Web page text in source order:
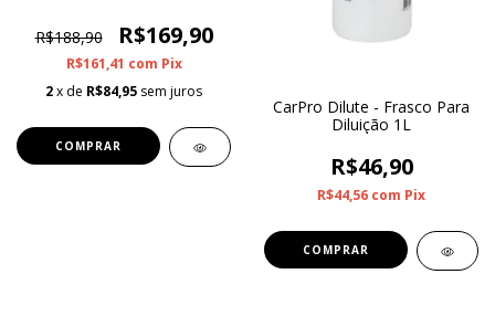
R$188,90 R$169,90
R$161,41 com Pix
2x de R$84,95 sem juros
CarPro Dilute - Frasco Para
Diluição 1L
R$46,90
R$44,56 com Pix